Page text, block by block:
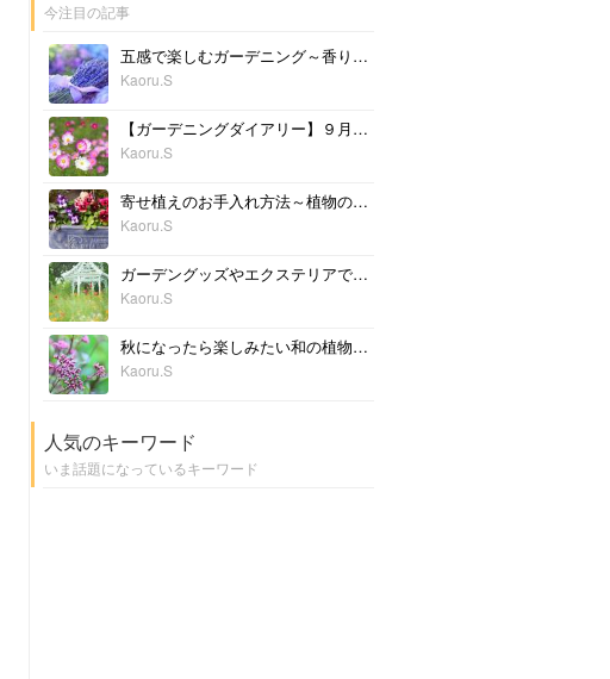
今注目の記事
五感で楽しむガーデニング～香りを楽しむ植物を植えてみよう
Kaoru.S
【ガーデニングダイアリー】９月の庭仕事
Kaoru.S
寄せ植えのお手入れ方法～植物の植え替えとメンテナンス
Kaoru.S
ガーデングッズやエクステリアで簡単に。立体感のある庭作りのススメ
Kaoru.S
秋になったら楽しみたい和の植物。どんなものがある？
Kaoru.S
人気のキーワード
いま話題になっているキーワード